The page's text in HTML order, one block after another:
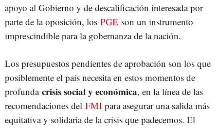
apoyo al Gobierno y de descalificación interesada por
parte de la oposición, los PGE son un instrumento
imprescindible para la gobernanza de la nación.
Los presupuestos pendientes de aprobación son los que
posiblemente el país necesita en estos momentos de
profunda crisis social y económica, en la línea de las
recomendaciones del FMI para asegurar una salida más
equitativa y solidaria de la crisis que padecemos. El